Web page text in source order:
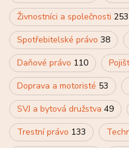
Živnostníci a společnosti 253
Spotřebitelské právo 38
Daňové právo 110
Doprava a motoristé 53
SVJ a bytová družstva 49
Trestní právo 133